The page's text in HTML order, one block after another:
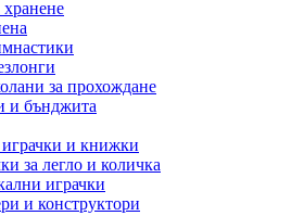
хранене
за прохождане
и бънджита
и книжки
за легло и количка
играчки
и конструктори